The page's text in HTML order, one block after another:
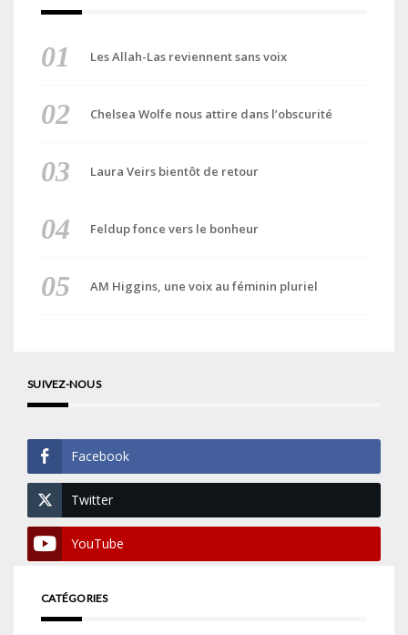
Les Allah-Las reviennent sans voix
Chelsea Wolfe nous attire dans l’obscurité
Laura Veirs bientôt de retour
Feldup fonce vers le bonheur
AM Higgins, une voix au féminin pluriel
SUIVEZ-NOUS
Facebook
Twitter
YouTube
CATÉGORIES